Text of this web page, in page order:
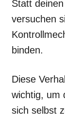
Statt
versuchen
binden.
Diese
wichtig, um
sich selbst